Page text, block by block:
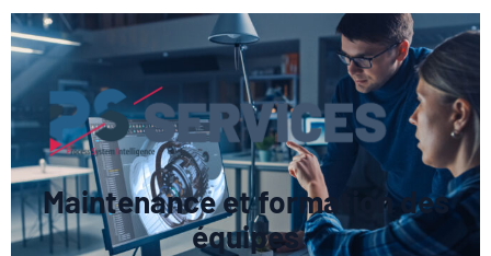
Maintenance et formation des
équipes